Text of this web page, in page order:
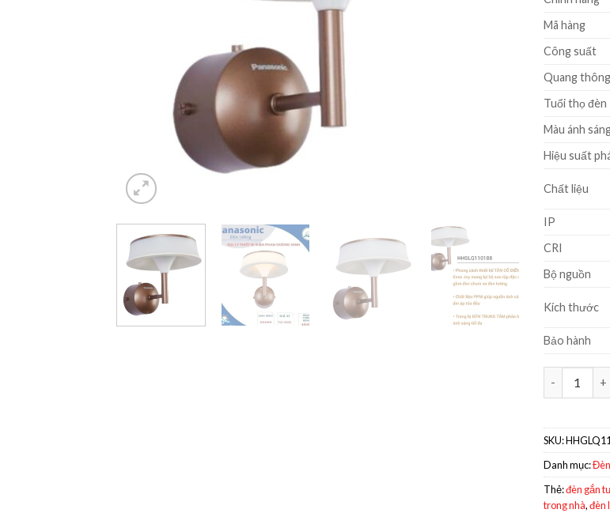
Mã hàng
Công suất
Quang thông
Tuổi thọ đèn
Màu ánh
Hiệu suất
Chất liệu
IP
CRI
Bộ nguồn
Kích thước
Bảo hành
Đèn trang
SKU:
Danh mục:
Thẻ:đèn gắn
trong nhà,đèn